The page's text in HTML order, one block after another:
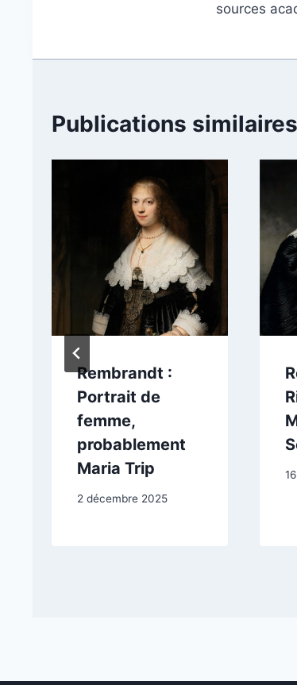
sources
Publications similaires
Rembrandt :
Portrait de
femme,
probablement
Maria Trip
2 décembre 2025